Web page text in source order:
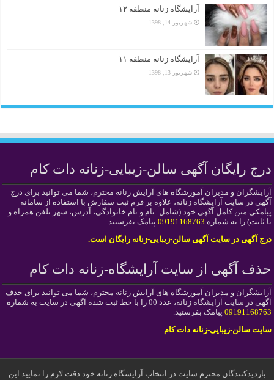
آرایشگاه زنانه منطقه ۱۲
شهریور 14, 1398
آرایشگاه زنانه منطقه ۱۱
شهریور 13, 1398
درج رایگان آگهی سالن-زیبایی-زنانه دات کام
آرایشگران و مدیران آموزشگاه های آرایش زنانه محترم، شما می توانید برای درج
آگهی در سایت آرایشگاه زنانه، علاوه بر فرم ثبت سفارش با استفاده از سامانه
پیامکی متن کامل آگهی خود (شامل: نام و نام خانوادگی، آدرس، شهر تلفن همراه و
یا ثابت) را به شماره 09191168763 پیامک بفرستید.
درج آگهی در سایت آگهی سالن-زیبایی-زنانه رایگان است.
حذف آگهی از سایت آرایشگاه-زنانه دات کام
آرایشگران و مدیران آموزشگاه های آرایش زنانه محترم، شما می توانید برای حذف
آگهی در سایت آرایشگاه زنانه، عدد 00 را با خط ثبت شده آگهی در سایت به شماره
09191168763 پیامک بفرستید.
سایت سالن-زیبایی-زنانه دات کام
بازدیدکنندگان محترم سایت در انتخاب آرایشگاه زنانه خود دقت لازم را نمایید این